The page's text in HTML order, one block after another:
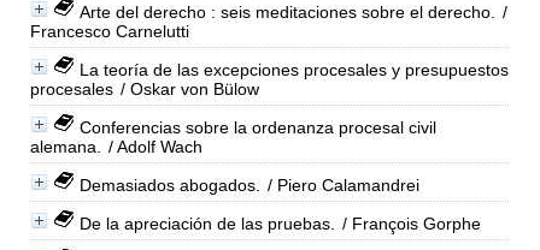
Arte del derecho : seis meditaciones sobre el derecho.
/
Francesco Carnelutti
La teoría de las excepciones procesales y presupuestos
procesales / Oskar von Bülow
Conferencias sobre la ordenanza procesal civil
alemana.
/ Adolf Wach
Demasiados abogados.
/ Piero Calamandrei
De la apreciación de las pruebas.
/ François Gorphe